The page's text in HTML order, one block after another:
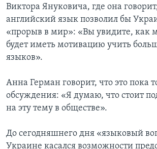
Виктора Януковича, где она
английский язык позволил бы
«прорыв в мир»: «Вы увидите, как
будет иметь мотивацию учить
языков».
Анна Герман говорит, что это пока
обсуждения: «Я думаю, что стоит
на эту тему в обществе».
До сегодняшнего дня «языковый
Украине касался возможности